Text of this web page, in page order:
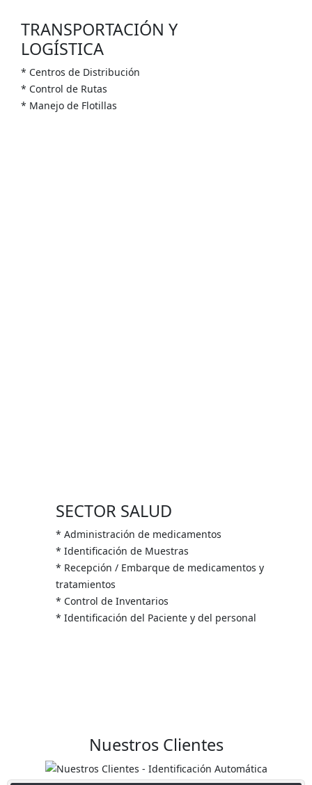
TRANSPORTACIÓN Y
LOGÍSTICA
* Centros de Distribución
* Control de Rutas
* Manejo de Flotillas
SECTOR SALUD
* Administración de medicamentos
* Identificación de Muestras
* Recepción / Embarque de medicamentos y
tratamientos
* Control de Inventarios
* Identificación del Paciente y del personal
Nuestros Clientes